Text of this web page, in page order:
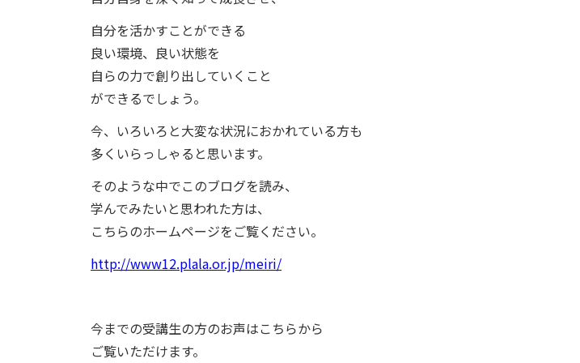
自分を活かすことができる
良い環境、良い状態を
自らの力で創り出していくこと
ができるでしょう。
今、いろいろと大変な状況におかれている方も
多くいらっしゃると思います。
そのような中でこのブログを読み、
学んでみたいと思われた方は、
こちらのホームページをご覧ください。
http://www12.plala.or.jp/meiri/
今までの受講生の方のお声はこちらから
ご覧いただけます。